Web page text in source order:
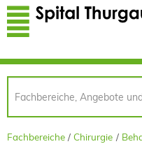
Direkt zum Inhalt
Fachbereiche Chirurgie